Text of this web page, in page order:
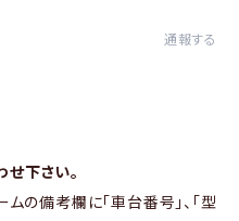
通報する
下さい。
ムの備考欄に「車台番号」、「型